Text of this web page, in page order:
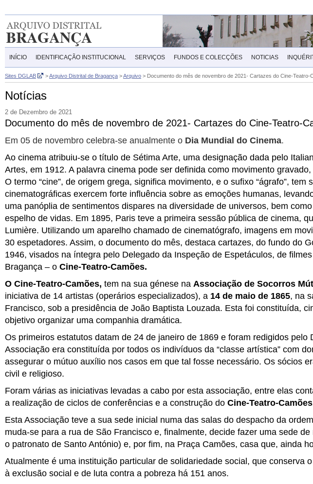
INÍCIO IDENTIFICAÇÃO INSTITUCIONAL SERVIÇOS FUNDOS E COLECÇÕES NOTICIAS
Sites DGLAB >Arquivo Distrital de Bragança >Arquivo > Documento do mês de novembro de 2021- Cartazes do Cine-Teatro-
Notícias
2 de Dezembro de 2021
Documento do mês de novembro de 2021- Cartazes do Cine-Teatro-
Em 05 de novembro celebra-se anualmente o Dia Mundial do Cinema.
Ao cinema atribuiu-se o título de Sétima Arte, uma designação dada pelo
Artes, em 1912. A palavra cinema pode ser definida como movimento
O termo “cine”, de origem grega, significa movimento, e o sufixo “ágrafo”, tem
cinematográficas exercem forte influência sobre as emoções humanas,
uma panóplia de sentimentos dispares na diversidade de universos, bem
espelho de vidas. Em 1895, Paris teve a primeira sessão pública de cinema,
Lumière. Utilizando um aparelho chamado de cinematógrafo, imagens em
30 espetadores. Assim, o documento do mês, destaca cartazes, do fundo do
1946, visados na íntegra pelo Delegado da Inspeção de Espetáculos, de
Bragança – o Cine-Teatro-Camões.
O Cine-Teatro-Camões, tem na sua génese na Associação de Socorros
iniciativa de 14 artistas (operários especializados), a 14 de maio de 1865, na
Francisco, sob a presidência de João Baptista Louzada. Esta foi constituída,
objetivo organizar uma companhia dramática.
Os primeiros estatutos datam de 24 de janeiro de 1869 e foram redigidos
Associação era constituída por todos os indivíduos da “classe artística” com
assegurar o mútuo auxílio nos casos em que tal fosse necessário. Os sócios
civil e religioso.
Foram várias as iniciativas levadas a cabo por esta associação, entre elas
a realização de ciclos de conferências e a construção do Cine-Teatro-
Esta Associação teve a sua sede inicial numa das salas do despacho da
muda-se para a rua de São Francisco e, finalmente, decide fazer uma sede
o patronato de Santo António) e, por fim, na Praça Camões, casa que, ainda
Atualmente é uma instituição particular de solidariedade social, que conserva
à exclusão social e de luta contra a pobreza há 151 anos.